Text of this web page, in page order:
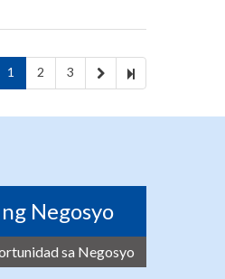
1 2 3
Negosyo
sa Negosyo